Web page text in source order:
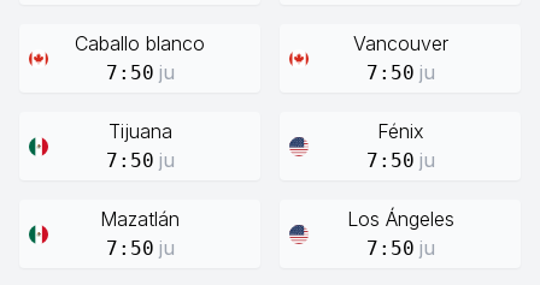
Caballo blanco
7:50 ju
Vancouver
7:50 ju
Tijuana
7:50 ju
Fénix
7:50 ju
Mazatlán
7:50 ju
Los Ángeles
7:50 ju